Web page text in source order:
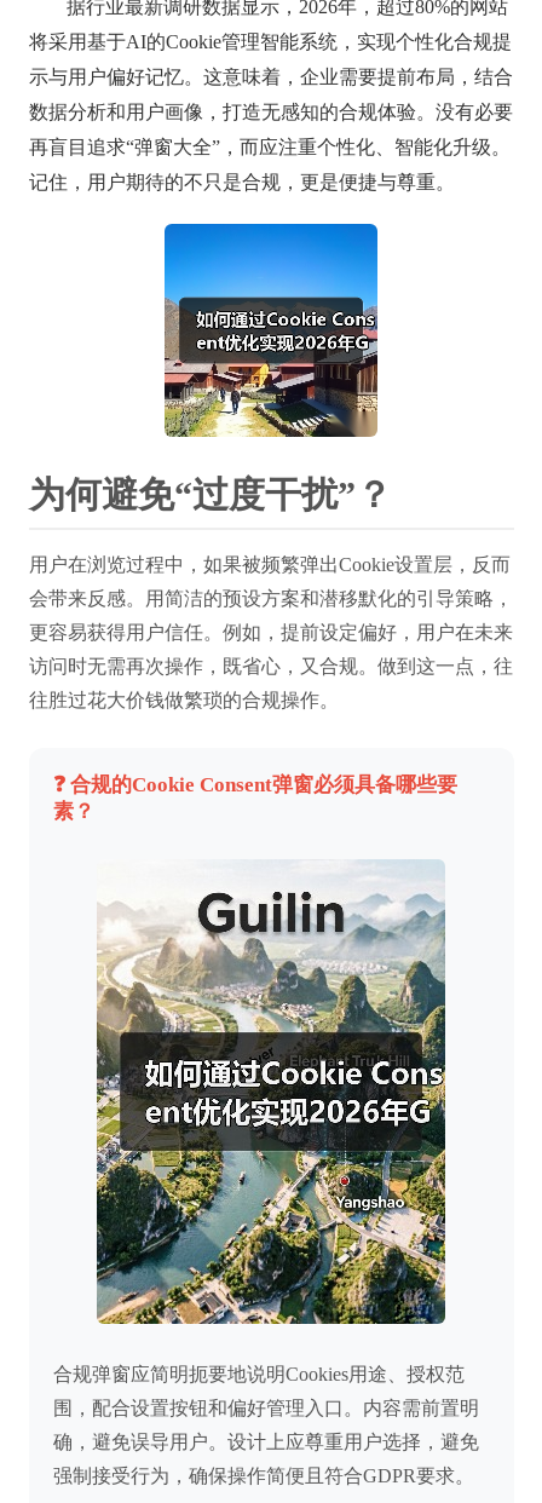
据行业最新调研数据显示，2026年，超过80%的网站
将采用基于AI的Cookie管理智能系统，实现个性化合规提
示与用户偏好记忆。这意味着，企业需要提前布局，结合
数据分析和用户画像，打造无感知的合规体验。没有必要
再盲目追求“弹窗大全”，而应注重个性化、智能化升级。
记住，用户期待的不只是合规，更是便捷与尊重。
为何避免“过度干扰”？
用户在浏览过程中，如果被频繁弹出Cookie设置层，反而
会带来反感。用简洁的预设方案和潜移默化的引导策略，
更容易获得用户信任。例如，提前设定偏好，用户在未来
访问时无需再次操作，既省心，又合规。做到这一点，往
往胜过花大价钱做繁琐的合规操作。
❓ 合规的Cookie Consent弹窗必须具备哪些要
素？
合规弹窗应简明扼要地说明Cookies用途、授权范
围，配合设置按钮和偏好管理入口。内容需前置明
确，避免误导用户。设计上应尊重用户选择，避免
强制接受行为，确保操作简便且符合GDPR要求。